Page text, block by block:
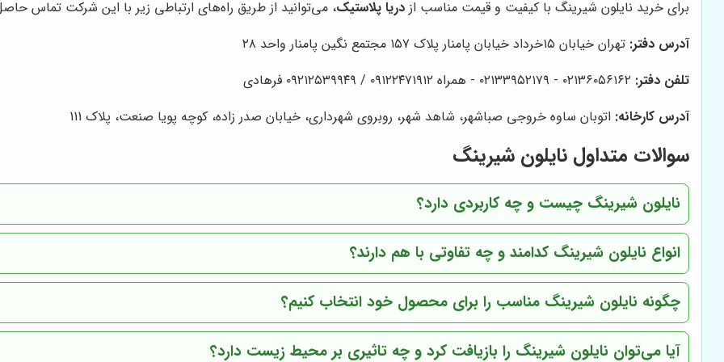
برای خرید نایلون شیرینگ با کیفیت و قیمت مناسب از دریا پلاستیک، می‌توانید از طریق راه‌های ارتباطی زیر با این شرکت تماس
آدرس دفتر: تهران خیابان ۱۵خرداد خیابان پامنار پلاک ۱۵۷ مجتمع نگین پامنار واحد ۲۸
تلفن دفتر:
آدرس کارخانه: اتوبان ساوه خروجی صباشهر، شاهد شهر، روبروی شهرداری، خیابان صدر زاده، کوچه پویا صنعت، پلاک 111
سوالات متداول نایلون شیرینگ
نایلون شیرینگ چیست و چه کاربردی دارد؟
انواع نایلون شیرینگ کدامند و چه تفاوتی با هم دارند؟
چگونه نایلون شیرینگ مناسب را برای محصول خود انتخاب کنیم؟
آیا می‌توان نایلون شیرینگ را بازیافت کرد و چه تاثیری بر محیط زیست دارد؟